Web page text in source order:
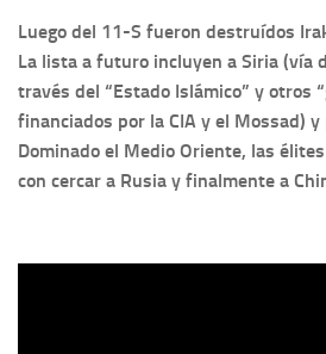
Luego del 11-S fueron destruídos
La lista a futuro incluyen a Siria (vía
través del “Estado Islámico” y otros
financiados por la CIA y el Mossad)
Dominado el Medio Oriente, las
con cercar a Rusia y finalmente a